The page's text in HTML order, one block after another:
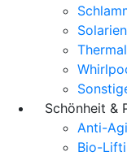
Solarien
Schönheit &
Anti-
Bio-